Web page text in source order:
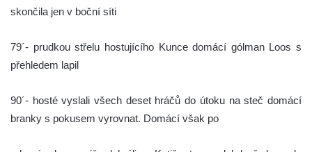
skončila jen v boční síti
79´- prudkou střelu hostujícího Kunce domácí gólman Loos s
přehledem lapil
90´- hosté vyslali všech deset hráčů do útoku na steč domácí
branky s pokusem vyrovnat. Domácí však po